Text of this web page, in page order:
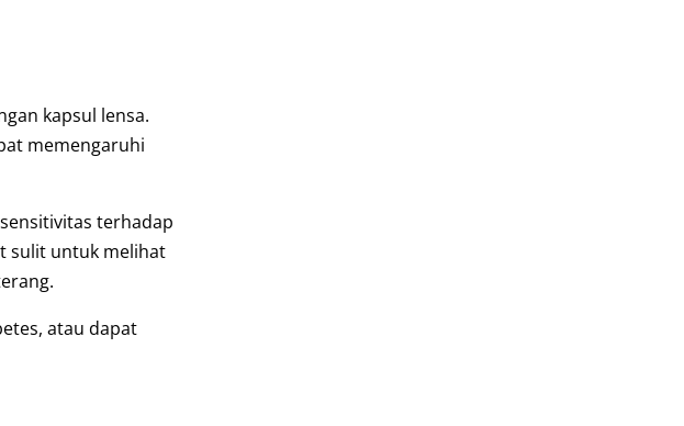
kapsul lensa.
memengaruhi
terhadap
sulit untuk melihat
atau dapat